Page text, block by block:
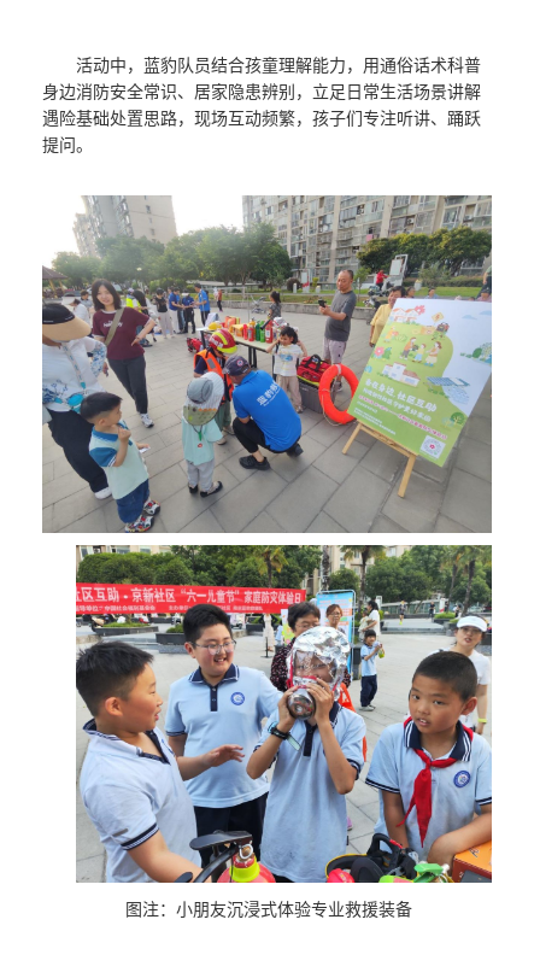
活动中，蓝豹队员结合孩童理解能力，用通俗话术科普
身边消防安全常识、居家隐患辨别，立足日常生活场景讲解
遇险基础处置思路，现场互动频繁，孩子们专注听讲、踊跃
提问。
图注：小朋友沉浸式体验专业救援装备